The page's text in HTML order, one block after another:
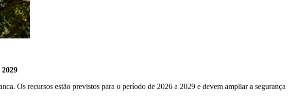
Os recursos estão previstos para o período de 2026 a 2029 e devem ampliar a segurança